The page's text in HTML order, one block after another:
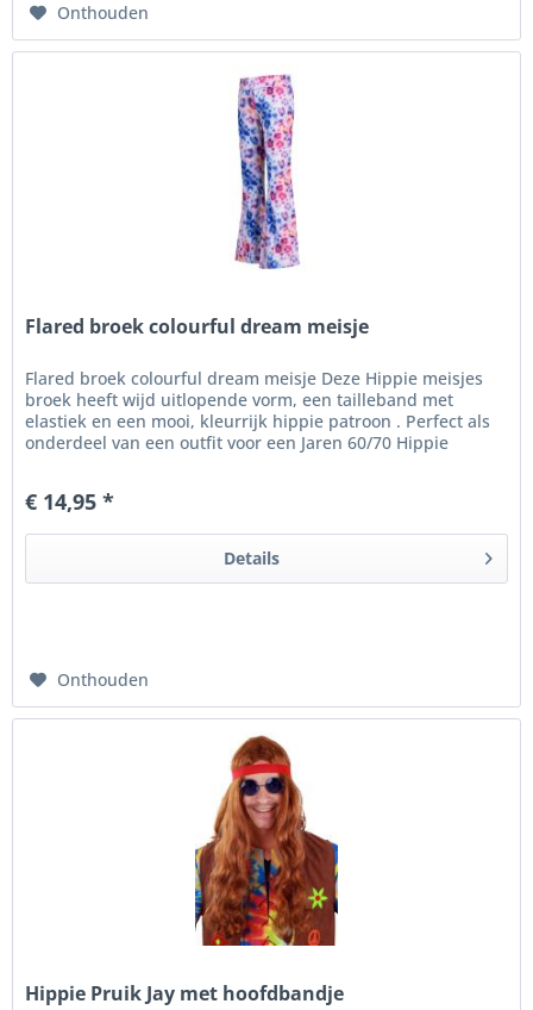
Onthouden
Flared broek colourful dream meisje
Flared broek colourful dream meisje Deze Hippie meisjes
broek heeft wijd uitlopende vorm, een tailleband met
elastiek en een mooi, kleurrijk hippie patroon . Perfect als
onderdeel van een outfit voor een Jaren 60/70 Hippie
€ 14,95 *
Details
Onthouden
Hippie Pruik Jay met hoofdbandje